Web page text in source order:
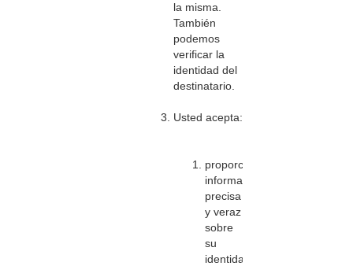
la misma.
También
podemos
verificar la
identidad del
destinatario.
Usted acepta:
proporcionarnos
información
precisa
y veraz
sobre
su
identidad